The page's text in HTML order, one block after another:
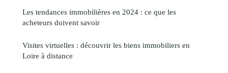
Les tendances immobilières en 2024 : ce que les
acheteurs doivent savoir
Visites virtuelles : découvrir les biens immobiliers en
Loire à distance